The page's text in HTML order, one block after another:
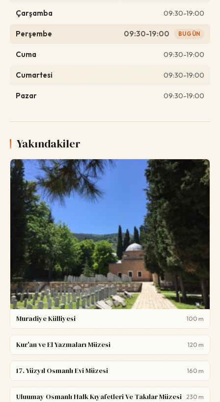
Çarşamba 09:30-19:00
Perşembe 09:30-19:00 BUGÜN
Cuma 09:30-19:00
Cumartesi 09:30-19:00
Pazar 09:30-19:00
Yakındakiler
Muradiye Külliyesi 100 m
Kur'an ve El Yazmaları Müzesi 120 m
17. Yüzyıl Osmanlı Evi Müzesi 160 m
Uluumay Osmanlı Halk Kıyafetleri Ve Takılar Müzesi 230 m